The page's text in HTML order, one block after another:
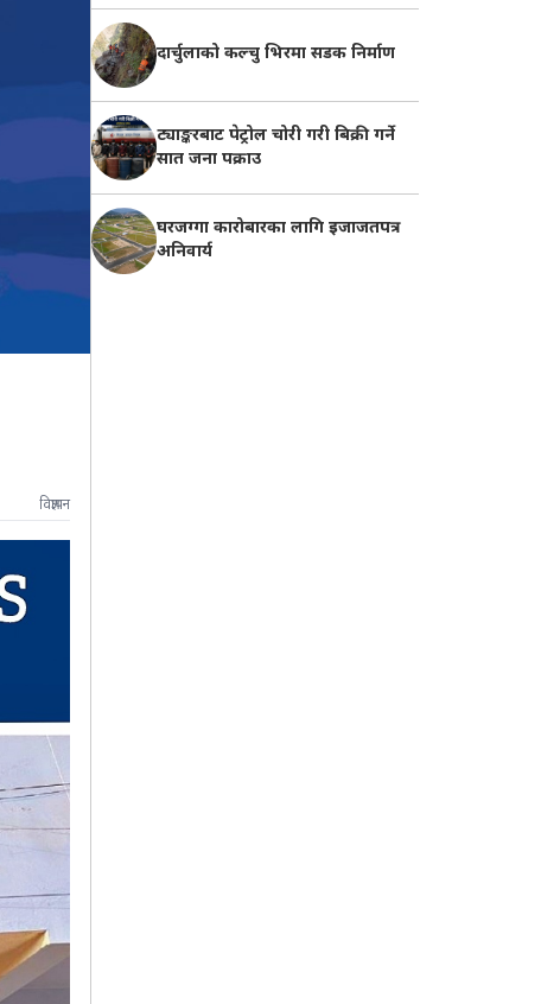
विज्ञापन
दार्चुलाको कल्चु भिरमा सडक निर्माण
ट्याङ्करबाट पेट्रोल चोरी गरी बिक्री गर्ने
सात जना पक्राउ
घरजग्गा कारोबारका लागि इजाजतपत्र
अनिवार्य